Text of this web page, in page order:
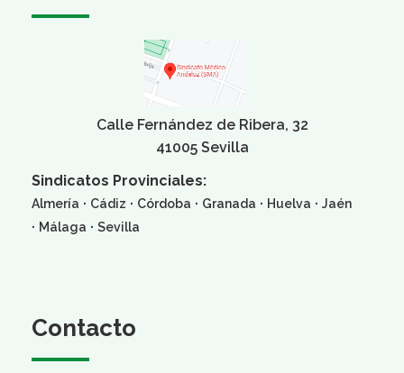
Calle Fernández de Ribera, 32
41005 Sevilla
Sindicatos Provinciales:
Almería · Cádiz · Córdoba · Granada · Huelva · Jaén
· Málaga · Sevilla
Contacto